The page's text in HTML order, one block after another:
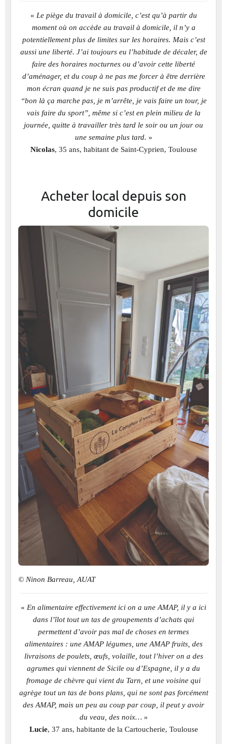
« Le piège du travail à domicile, c’est qu’à partir du
moment où on accède au travail à domicile, il n’y a
potentiellement plus de limites sur les horaires. Mais c’est
aussi une liberté. J’ai toujours eu l’habitude de décaler, de
faire des horaires nocturnes ou d’avoir cette liberté
d’aménager, et du coup à ne pas me forcer à être derrière
mon écran quand je ne suis pas productif et de me dire
“bon là ça marche pas, je m’arrête, je vais faire un tour, je
vais faire du sport”, même si c’est en plein milieu de la
journée, quitte à travailler très tard le soir ou un jour ou
une semaine plus tard. »
Nicolas, 35 ans, habitant de Saint-Cyprien, Toulouse
Acheter local depuis son
domicile
© Ninon Barreau, AUAT
« En alimentaire effectivement ici on a une AMAP, il y a ici
dans l’îlot tout un tas de groupements d’achats qui
permettent d’avoir pas mal de choses en termes
alimentaires : une AMAP légumes, une AMAP fruits, des
livraisons de poulets, œufs, volaille, tout l’hiver on a des
agrumes qui viennent de Sicile ou d’Espagne, il y a du
fromage de chèvre qui vient du Tarn, et une voisine qui
agrège tout un tas de bons plans, qui ne sont pas forcément
des AMAP, mais un peu au coup par coup, il peut y avoir
du veau, des noix…»
Lucie, 37 ans, habitante de la Cartoucherie, Toulouse